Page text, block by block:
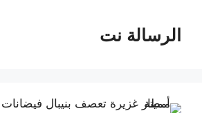
المحتوىالرسالة نت